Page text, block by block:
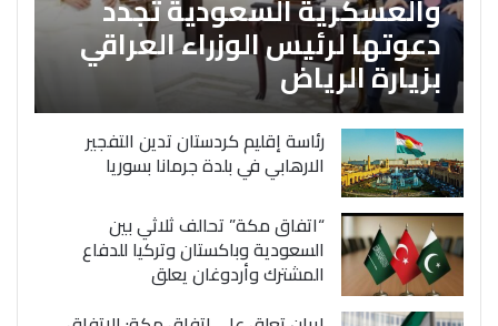
دعوتها لرئيس الوزراء العراقي
بزيارة الرياض
رئاسة إقليم كردستان تدين التفجير
الارهابي في بلدة جرمانا بسوريا
“اتفاق مكة” تحالف ثلاثي بين
السعودية وباكستان وتركيا للدفاع
المشترك وأردوغان يعلق